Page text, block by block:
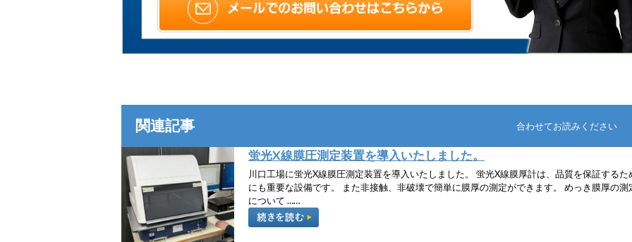
関連記事 合わせてお読みください
蛍光X線膜圧測定装置を導入いたしました。
川口工場に蛍光X線膜圧測定装置を導入いたしました。 蛍光X線膜厚計は、品質を保証するた
にも重要な設備です。 また非接触、非破壊で簡単に膜厚の測定ができます。 めっき膜厚の測
について ……